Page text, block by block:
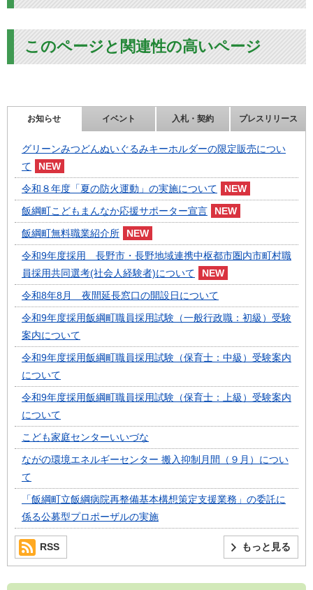
このページと関連性の高いページ
お知らせ イベント 入札・契約 プレスリリース
グリーンみつどんぬいぐるみキーホルダーの限定販売につい
て
令和８年度「夏の防火運動」の実施について
飯綱町こどもまんなか応援サポーター宣言
飯綱町無料職業紹介所
令和9年度採用 長野市・長野地域連携中枢都市圏内市町村職
員採用共同選考(社会人経験者)について
令和8年8月 夜間延長窓口の開設日について
令和9年度採用飯綱町職員採用試験（一般行政職：初級）受験
案内について
令和9年度採用飯綱町職員採用試験（保育士：中級）受験案内
について
令和9年度採用飯綱町職員採用試験（保育士：上級）受験案内
について
こども家庭センターいいづな
ながの環境エネルギーセンター 搬入抑制月間（９月）につい
て
「飯綱町立飯綱病院再整備基本構想策定支援業務」の委託に
係る公募型プロポーザルの実施
もっと見る
RSS